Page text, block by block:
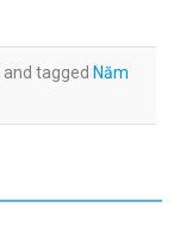
and tagged Năm